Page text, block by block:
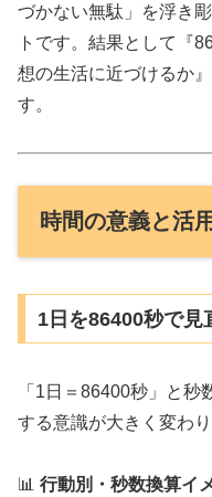
づかない無駄」を浮き
トです。結果として『
想の生活に近づけるか
す。
時間の意義と活
1日を86400秒で見
「1日＝86400秒」と
する意識が大きく変わり
📊 行動別・秒数換算イ